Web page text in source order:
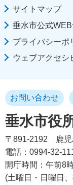
サイトマップ
垂水市公式
プライバシーポ
ウェブアクセシ
垂水市役
お問い合わせ
〒891-2192
鹿
電話：0994-32-
開庁時間：午前8
(土曜日・日曜日